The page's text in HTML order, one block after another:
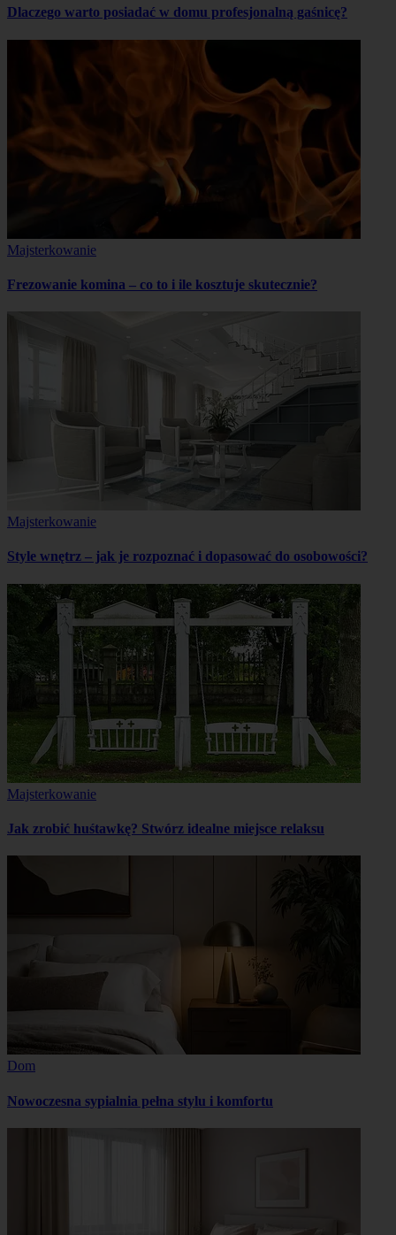
Dlaczego warto posiadać w domu profesjonalną gaśnicę?
Majsterkowanie
Frezowanie komina – co to i ile kosztuje skutecznie?
Majsterkowanie
Style wnętrz – jak je rozpoznać i dopasować do osobowości?
Majsterkowanie
Jak zrobić huśtawkę? Stwórz idealne miejsce relaksu
Dom
Nowoczesna sypialnia pełna stylu i komfortu